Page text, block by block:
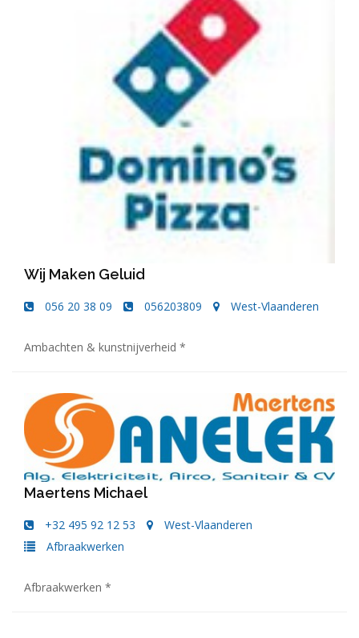
Wij Maken Geluid
056 20 38 09 056203809 West-Vlaanderen
Ambachten & kunstnijverheid *
Maertens Michael
+32 495 92 12 53
West-Vlaanderen
Afbraakwerken
Afbraakwerken *